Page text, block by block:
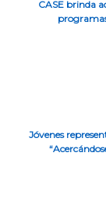
CASE brinda
Jóvenes